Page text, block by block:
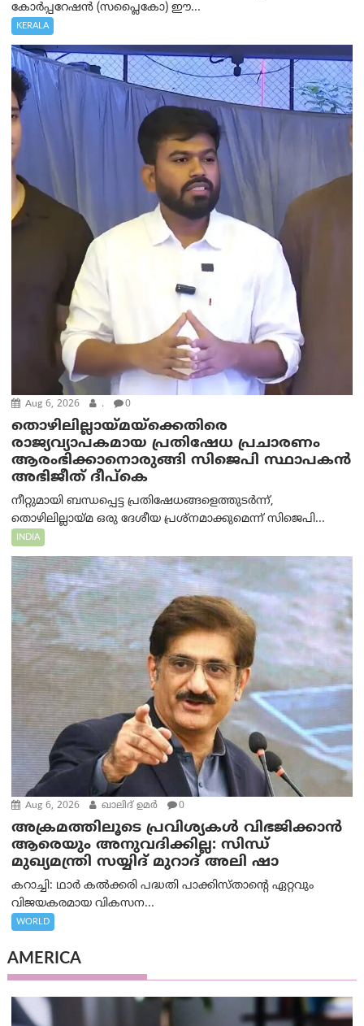
കോർപ്പറേഷൻ (സപ്ലൈകോ) ഈ...
KERALA
Aug 6, 2026 . 0
തൊഴിലില്ലായ്മയ്ക്കെതിരെ
രാജ്യവ്യാപകമായ പ്രതിഷേധ പ്രചാരണം
ആരംഭിക്കാനൊരുങ്ങി സിജെപി സ്ഥാപകന്‍
അഭിജീത് ദീപ്കെ
നീറ്റുമായി ബന്ധപ്പെട്ട പ്രതിഷേധങ്ങളെത്തുടർന്ന്,
തൊഴിലില്ലായ്മ ഒരു ദേശീയ പ്രശ്നമാക്കുമെന്ന് സിജെപി...
INDIA
Aug 6, 2026 ഖാലിദ് ഉമര്‍ 0
അക്രമത്തിലൂടെ പ്രവിശ്യകൾ വിഭജിക്കാൻ
ആരെയും അനുവദിക്കില്ല: സിന്ധ്
മുഖ്യമന്ത്രി സയ്യിദ് മുറാദ് അലി ഷാ
കറാച്ചി: ഥാർ കൽക്കരി പദ്ധതി പാക്കിസ്താന്റെ ഏറ്റവും
വിജയകരമായ വികസന...
WORLD
AMERICA